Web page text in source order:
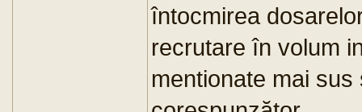
întocmirea
recrutare în volum
mentionate mai